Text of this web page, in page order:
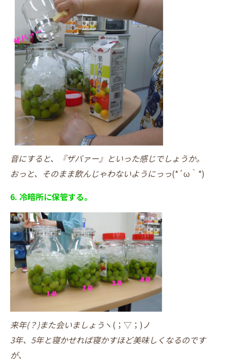
音にすると、『ザバァー』といった感じでしょうか。
おっと、そのまま飲んじゃわないようにっっ(*´ω｀*)
6. 冷暗所に保管する。
来年(？)また会いましょう ヽ(；▽；)ノ
3年、5年と寝かせれば寝かすほど美味しくなるのです
が、